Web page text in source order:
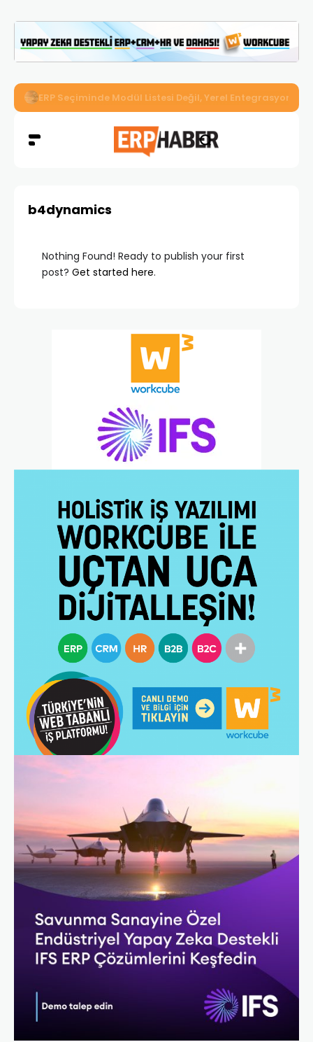
İkizler Aydınlatma, Workcube ERP ile Üretim, Satış ve
b4dynamics
Nothing Found! Ready to publish your first
post? Get started here.